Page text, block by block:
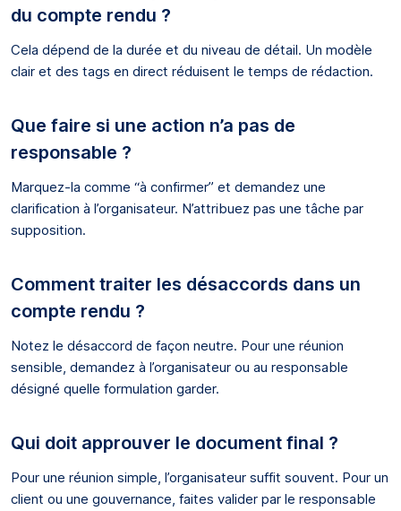
du compte rendu ?
Cela dépend de la durée et du niveau de détail. Un modèle
clair et des tags en direct réduisent le temps de rédaction.
Que faire si une action n’a pas de
responsable ?
Marquez-la comme “à confirmer” et demandez une
clarification à l’organisateur. N’attribuez pas une tâche par
supposition.
Comment traiter les désaccords dans un
compte rendu ?
Notez le désaccord de façon neutre. Pour une réunion
sensible, demandez à l’organisateur ou au responsable
désigné quelle formulation garder.
Qui doit approuver le document final ?
Pour une réunion simple, l’organisateur suffit souvent. Pour un
client ou une gouvernance, faites valider par le responsable